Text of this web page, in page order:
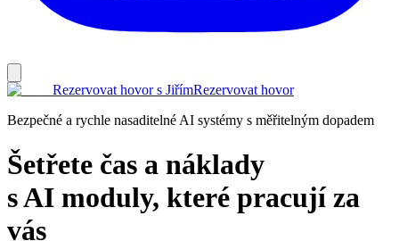
Rezervovat hovor s JiřímRezervovat hovor
Bezpečné a rychle nasaditelné AI systémy s měřitelným dopadem
Šetřete čas a náklady
s AI moduly, které pracují za
vás